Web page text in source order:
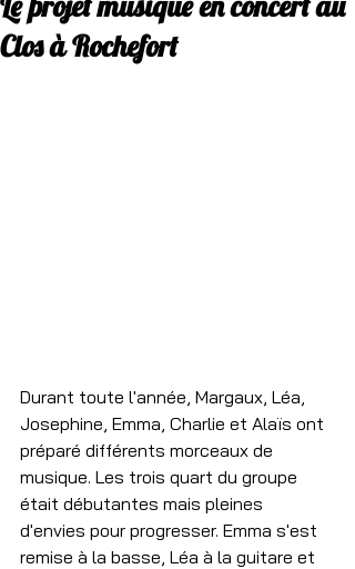
Clos à Rochefort
Durant toute l'année, Margaux, Léa,
Josephine, Emma, Charlie et Alaïs ont
préparé différents morceaux de
musique. Les trois quart du groupe
était débutantes mais pleines
d'envies pour progresser. Emma s'est
remise à la basse, Léa à la guitare et